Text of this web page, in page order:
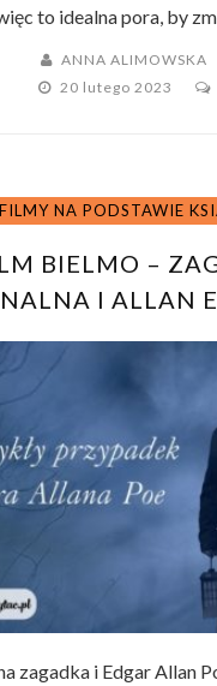
to idealna pora, by
ANNA ALIMOWSKA
20 lutego 2023
FILMY NA PODSTAWIE
BIELMO –
I ALLAN
zagadka i Edgar Allan